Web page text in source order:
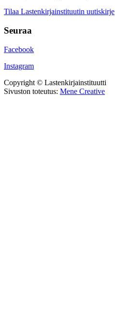
Tilaa Lastenkirjainstituutin uutiskirje
Seuraa
Facebook
Instagram
Copyright © Lastenkirjainstituutti
Sivuston toteutus: Mene Creative